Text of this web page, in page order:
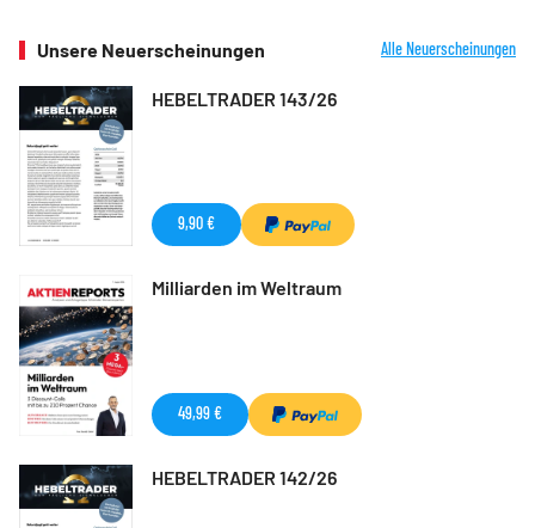
Unsere Neuerscheinungen Alle Neuerscheinungen
HEBELTRADER 143/26
9,90 €
Milliarden im Weltraum
49,99 €
HEBELTRADER 142/26